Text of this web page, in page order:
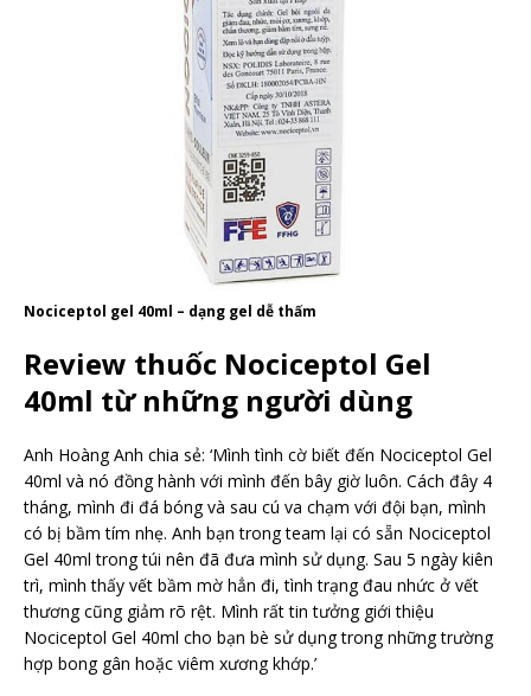
Nociceptol gel 40ml – dạng gel dễ thấm
Review thuốc Nociceptol Gel
40ml từ những người dùng
Anh Hoàng Anh chia sẻ: ‘Mình tình cờ biết đến Nociceptol Gel
40ml và nó đồng hành với mình đến bây giờ luôn. Cách đây 4
tháng, mình đi đá bóng và sau cú va chạm với đội bạn, mình
có bị bầm tím nhẹ. Anh bạn trong team lại có sẵn Nociceptol
Gel 40ml trong túi nên đã đưa mình sử dụng. Sau 5 ngày kiên
trì, mình thấy vết bầm mờ hẳn đi, tình trạng đau nhức ở vết
thương cũng giảm rõ rệt. Mình rất tin tưởng giới thiệu
Nociceptol Gel 40ml cho bạn bè sử dụng trong những trường
hợp bong gân hoặc viêm xương khớp.’